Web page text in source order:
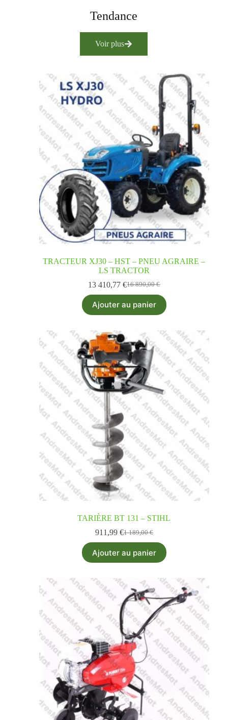
Tendance
Voir plus
TRACTEUR XJ30 – HST – PNEU AGRAIRE –
LS TRACTOR
16 890,00€
13 410,77€
Ajouter au panier
TARIÈRE BT 131 – STIHL
1 189,00€
911,99 €
Ajouter au panier